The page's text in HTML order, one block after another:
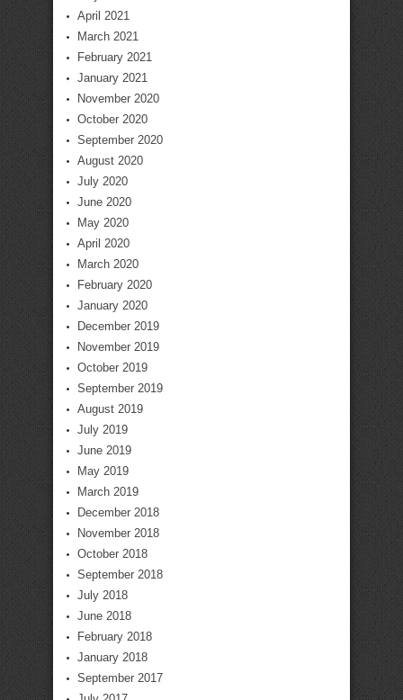
April 2021
March 2021
February 2021
January 2021
November 2020
October 2020
September 2020
August 2020
July 2020
June 2020
May 2020
April 2020
March 2020
February 2020
January 2020
December 2019
November 2019
October 2019
September 2019
August 2019
July 2019
June 2019
May 2019
March 2019
December 2018
November 2018
October 2018
September 2018
July 2018
June 2018
February 2018
January 2018
September 2017